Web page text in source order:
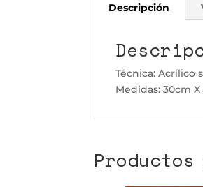
Descripción
Técnica: Acrílico
Medidas: 30cm